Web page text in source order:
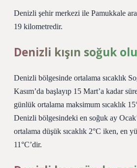
Denizli şehir merkezi ile Pamukkale
19 kilometredir.
Denizli kışın soğuk
Denizli bölgesinde ortalama sıcaklık
Kasım’da başlayıp 15 Mart’a kadar
günlük ortalama maksimum sıcaklık
Denizli bölgesindeki en soğuk ay
ortalama düşük sıcaklık 2°C iken, en
11°C’dir.